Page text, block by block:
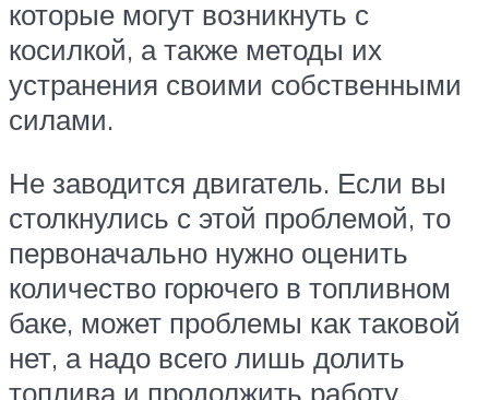
которые могут возникнуть с
косилкой, а также методы их
устранения своими собственными
силами.
Не заводится двигатель. Если вы
столкнулись с этой проблемой, то
первоначально нужно оценить
количество горючего в топливном
баке, может проблемы как таковой
нет, а надо всего лишь долить
топлива и продолжить работу.